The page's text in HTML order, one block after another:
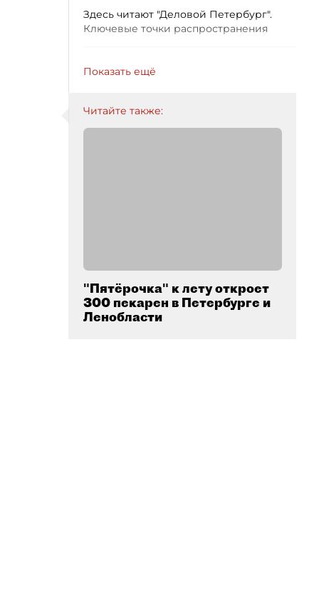
Здесь читают "Деловой Петербург".
Ключевые точки распространения
Показать ещё
Читайте также:
"Пятёрочка" к лету откроет
300 пекарен в Петербурге и
Ленобласти